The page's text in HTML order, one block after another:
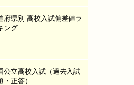
府県別 高校入試偏差値ラ
ング
公立高校入試（過去入試
・正答）